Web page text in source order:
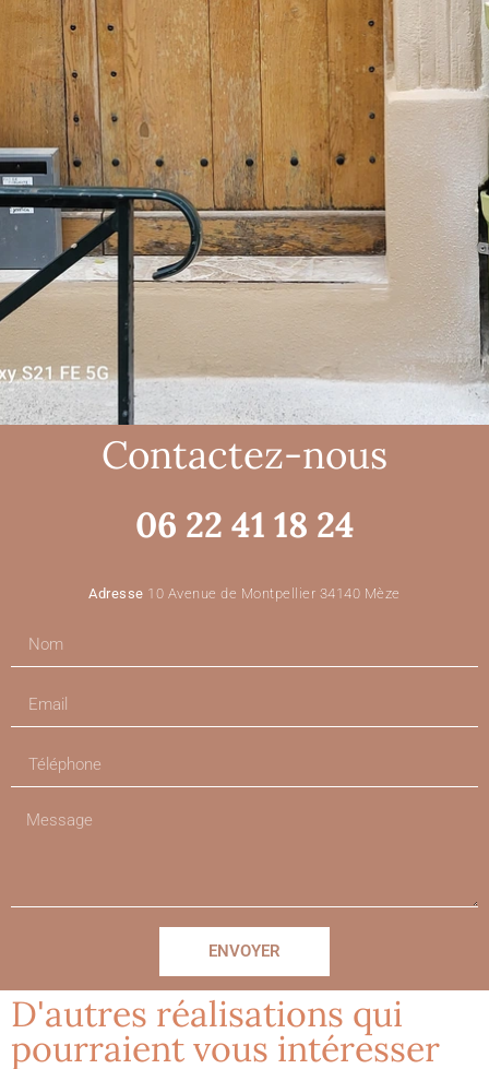
Contactez-nous
06 22 41 18 24
Adresse 10 Avenue de Montpellier 34140 Mèze
ENVOYER
D'autres réalisations qui
pourraient vous intéresser